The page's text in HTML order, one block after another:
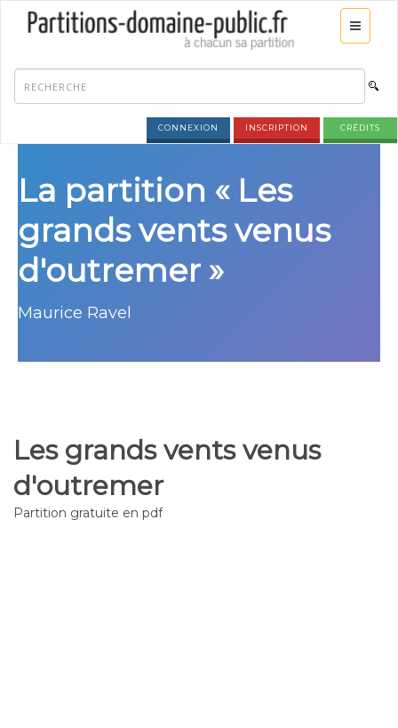
CONNEXION INSCRIPTION CRÉDITS
La partition « Les
grands vents venus
d'outremer »
Maurice Ravel
Les grands vents venus
d'outremer
Partition gratuite en pdf